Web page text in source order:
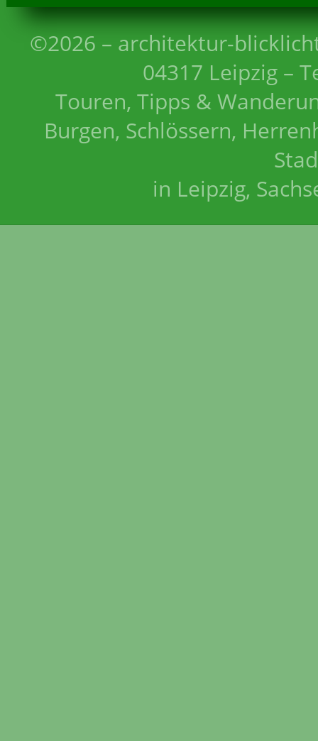
©2026 – architektur-
04317 Leipzig –
Touren, Tipps &
Burgen, Schlössern,
in Leipzig,